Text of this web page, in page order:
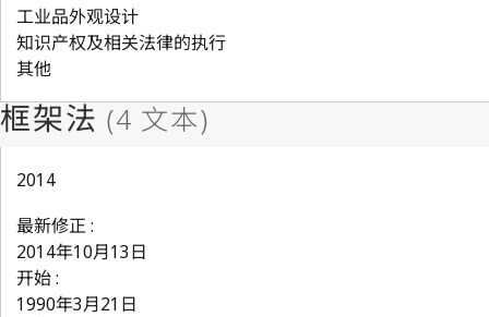
工业品外观设计
知识产权及相关法律的执行
其他
2014
最新修正 :
2014年10月13日
开始 :
1990年3月21日